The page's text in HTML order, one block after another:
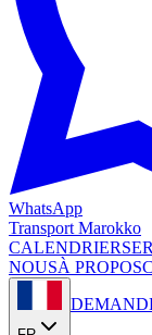
WhatsApp
Transport Marokko
CALENDRIER
NOUSÀ PROPOS